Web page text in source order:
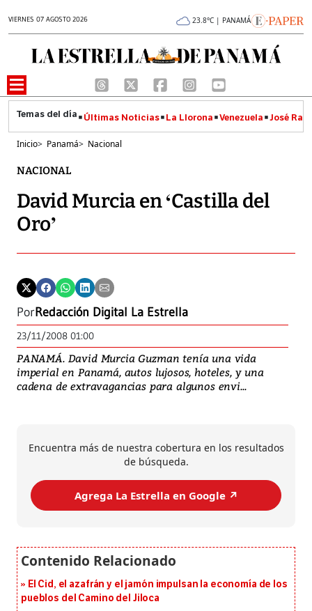
VIERNES 07 AGOSTO 2026 23.8°C | PANAMÁ
Últimas Noticias La Llorona Venezuela José
Inicio> Panamá> Nacional
NACIONAL
David Murcia en ‘Castilla del
Oro’
PorRedacción Digital La Estrella
23/11/2008 01:00
PANAMÁ. David Murcia Guzman tenía una vida
imperial en Panamá, autos lujosos, hoteles, y una
cadena de extravagancias para algunos envi...
Encuentra más de nuestra cobertura en los resultados
de búsqueda.
Agrega La Estrella en Google ↗️
El Cid, el azafrán y el jamón impulsan la economía de los
pueblos del Camino del Jiloca